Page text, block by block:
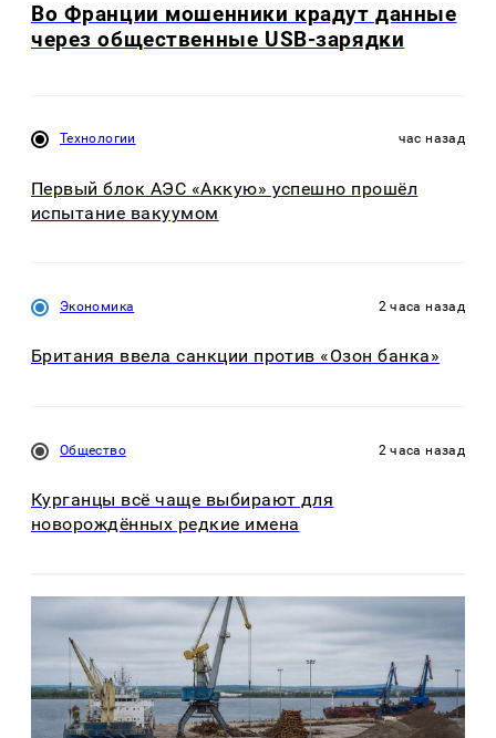
Во Франции мошенники крадут данные
через общественные USB-зарядки
Технологии час назад
Первый блок АЭС «Аккую» успешно прошёл
испытание вакуумом
Экономика 2 часа назад
Британия ввела санкции против «Озон банка»
Общество 2 часа назад
Курганцы всё чаще выбирают для
новорождённых редкие имена